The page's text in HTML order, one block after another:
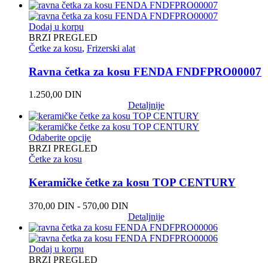
Dodaj u korpu
BRZI PREGLED
Četke za kosu, Frizerski alat
Ravna četka za kosu FENDA FNDFPRO00007
1.250,00 DIN
Detaljnije
Odaberite opcije
BRZI PREGLED
Četke za kosu
Keramičke četke za kosu TOP CENTURY
370,00 DIN - 570,00 DIN
Detaljnije
Dodaj u korpu
BRZI PREGLED